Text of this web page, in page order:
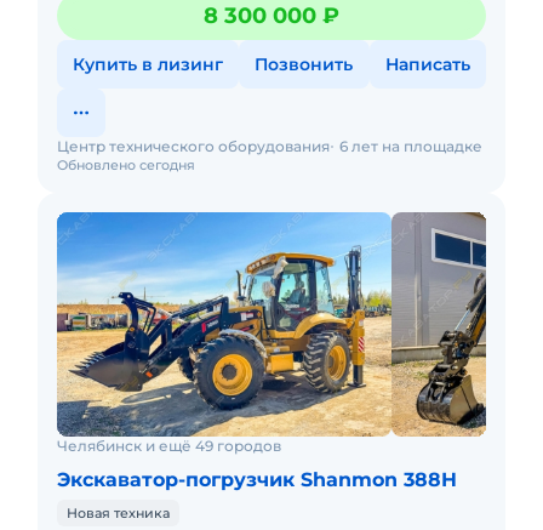
коммунального и дорожного с
8 300 000 ₽
Купить в лизинг Позвонить Написать
Обновлено сегодня
Центр технического оборудования 6 лет на площадке
Челябинск и ещё 49 городов
Экскаватор-погрузчик Shanmon 388H
Новая техника